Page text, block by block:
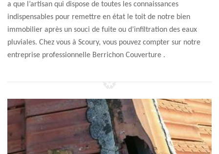
a que l’artisan qui dispose de toutes les connaissances
indispensables pour remettre en état le toit de notre bien
immobilier après un souci de fuite ou d’infiltration des eaux
pluviales. Chez vous à Scoury, vous pouvez compter sur notre
entreprise professionnelle Berrichon Couverture .